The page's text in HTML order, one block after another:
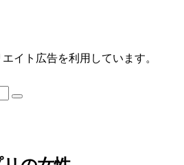
イト広告を利用しています。